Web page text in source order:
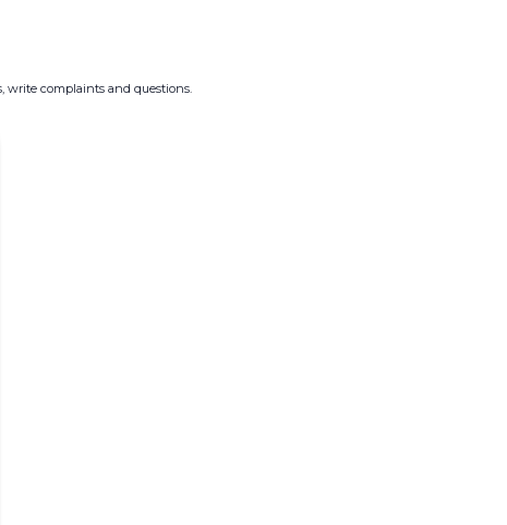
write complaints and questions.